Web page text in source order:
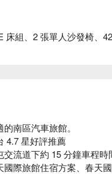
床組、2 張單人沙發椅、
南區汽車旅館。
4.7 星好評推薦
流道下約 15 分鐘車程時
國際旅館住宿方案、春天